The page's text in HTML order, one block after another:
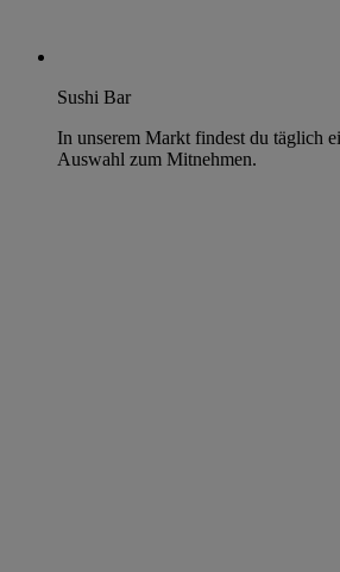
Sushi Bar
In unserem Markt findest du täglich
Auswahl zum Mitnehmen.